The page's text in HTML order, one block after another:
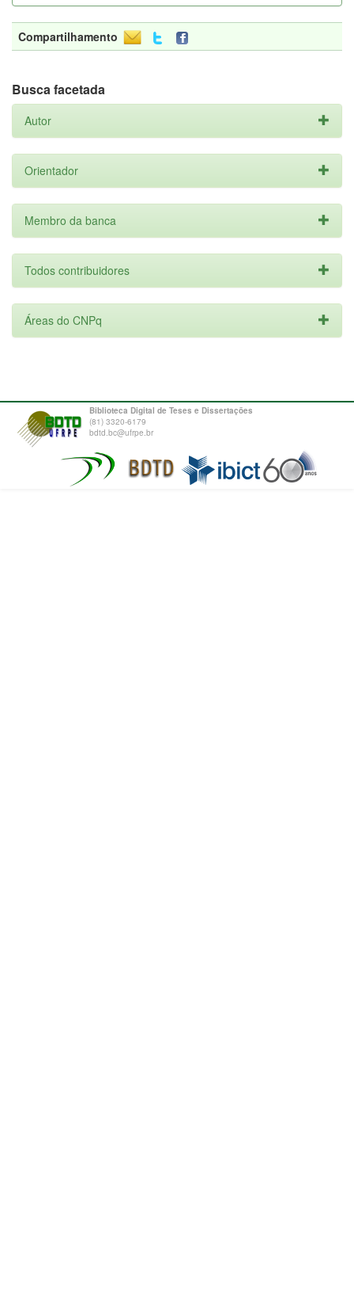
Compartilhamento
Busca facetada
Autor
Orientador
Membro da banca
Todos contribuidores
Áreas do CNPq
Biblioteca Digital de Teses e Dissertações
(81) 3320-6179
bdtd.bc@ufrpe.br